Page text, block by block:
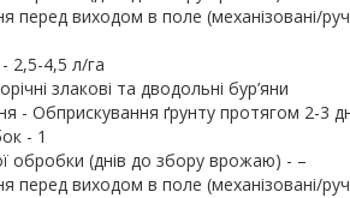
перед виходом в поле (механізовані/
2,5-4,5 л/га
злакові та дводольні бур’яни
- Обприскування ґрунту протягом 2-3
- 1
обробки (днів до збору врожаю) - –
перед виходом в поле (механізовані/